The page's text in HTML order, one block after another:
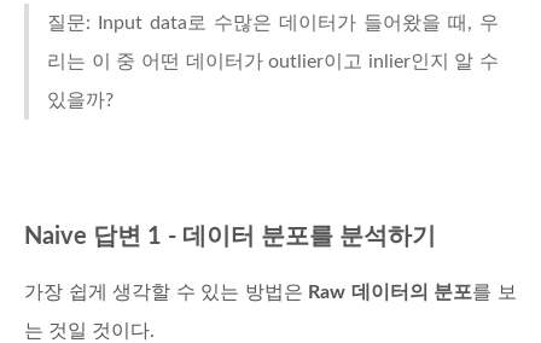
질문: Input data로 수많은 데이터가 들어왔을 때, 우
리는 이 중 어떤 데이터가 outlier이고 inlier인지 알 수
있을까?
Naive 답변 1 - 데이터 분포를 분석하기
가장 쉽게 생각할 수 있는 방법은 Raw 데이터의 분포를 보
는 것일 것이다.